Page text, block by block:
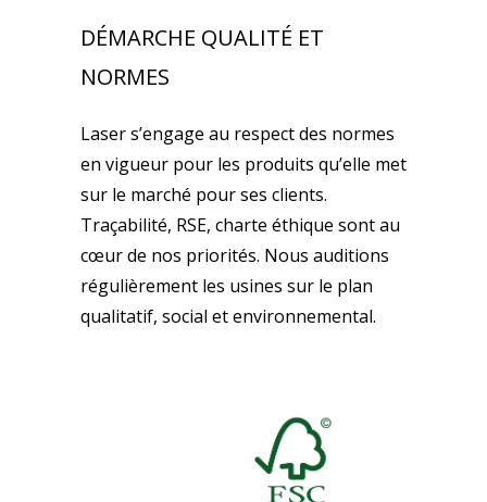
DÉMARCHE QUALITÉ ET
NORMES
Laser s’engage au respect des normes
en vigueur pour les produits qu’elle met
sur le marché pour ses clients.
Traçabilité, RSE, charte éthique sont au
cœur de nos priorités. Nous auditions
régulièrement les usines sur le plan
qualitatif, social et environnemental.